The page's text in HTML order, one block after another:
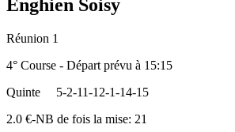
Enghien Soisy
Réunion 1
4° Course - Départ prévu à 15:15
Quinte
5-2-11-12-1-14-15
2.0 €-NB de fois la mise: 21